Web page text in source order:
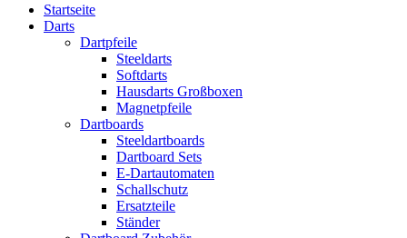
Startseite
Darts
Dartpfeile
Steeldarts
Softdarts
Hausdarts Großboxen
Magnetpfeile
Dartboards
Steeldartboards
Dartboard Sets
E-Dartautomaten
Schallschutz
Ersatzteile
Ständer